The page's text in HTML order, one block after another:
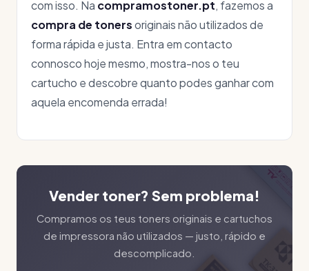
com isso. Na compramostoner.pt, fazemos a
compra de tonersoriginais não utilizados de
forma rápida e justa. Entra em contacto
connosco hoje mesmo, mostra-nos o teu
cartucho e descobre quanto podes ganhar com
aquela encomenda errada!
Vender toner? Sem problema!
Compramos os teus toners originais e cartuchos
de impressora não utilizados — justo, rápido e
descomplicado.